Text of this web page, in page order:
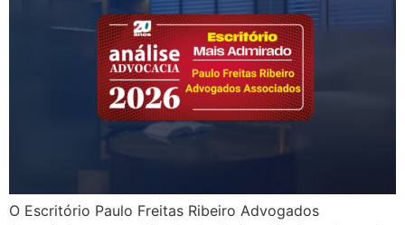
O Escritório Paulo Freitas Ribeiro Advogados